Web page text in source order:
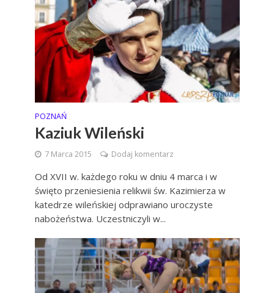
POZNAŃ
Kaziuk Wileński
7 Marca 2015 Dodaj komentarz
Od XVII w. każdego roku w dniu 4 marca i w
święto przeniesienia relikwii św. Kazimierza w
katedrze wileńskiej odprawiano uroczyste
nabożeństwa. Uczestniczyli w...